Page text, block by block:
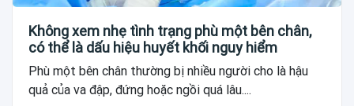
Không xem nhẹ tình trạng phù một bên chân,
có thể là dấu hiệu huyết khối nguy hiểm
Phù một bên chân thường bị nhiều người cho là hậu
quả của va đập, đứng hoặc ngồi quá lâu....